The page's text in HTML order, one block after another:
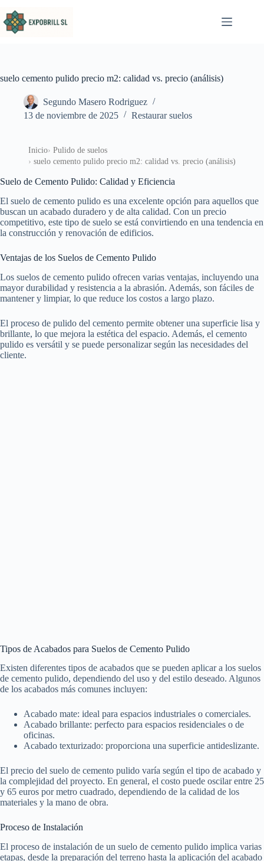
suelo cemento pulido precio m2: calidad vs. precio (análisis)
Segundo Masero Rodriguez
13 de noviembre de 2025
Restaurar suelos
Inicio
Pulido de suelos
suelo cemento pulido precio m2: calidad vs. precio (análisis)
Suelo de Cemento Pulido: Calidad y Eficiencia
El suelo de cemento pulido es una excelente opción para aquellos que
buscan un acabado duradero y de alta calidad. Con un precio
competitivo, este tipo de suelo se está convirtiendo en una tendencia en
la construcción y renovación de edificios.
Ventajas de los Suelos de Cemento Pulido
Los suelos de cemento pulido ofrecen varias ventajas, incluyendo una
mayor durabilidad y resistencia a la abrasión. Además, son fáciles de
mantener y limpiar, lo que reduce los costos a largo plazo.
El proceso de pulido del cemento permite obtener una superficie lisa y
brillante, lo que mejora la estética del espacio. Además, el cemento
pulido es versátil y se puede personalizar según las necesidades del
cliente.
Tipos de Acabados para Suelos de Cemento Pulido
Existen diferentes tipos de acabados que se pueden aplicar a los suelos
de cemento pulido, dependiendo del uso y del estilo deseado. Algunos
de los acabados más comunes incluyen:
Acabado mate: ideal para espacios industriales o comerciales.
Acabado brillante: perfecto para espacios residenciales o de
oficinas.
Acabado texturizado: proporciona una superficie antideslizante.
El precio del suelo de cemento pulido varía según el tipo de acabado y
la complejidad del proyecto. En general, el costo puede oscilar entre 25
y 65 euros por metro cuadrado, dependiendo de la calidad de los
materiales y la mano de obra.
Proceso de Instalación
El proceso de instalación de un suelo de cemento pulido implica varias
etapas, desde la preparación del terreno hasta la aplicación del acabado